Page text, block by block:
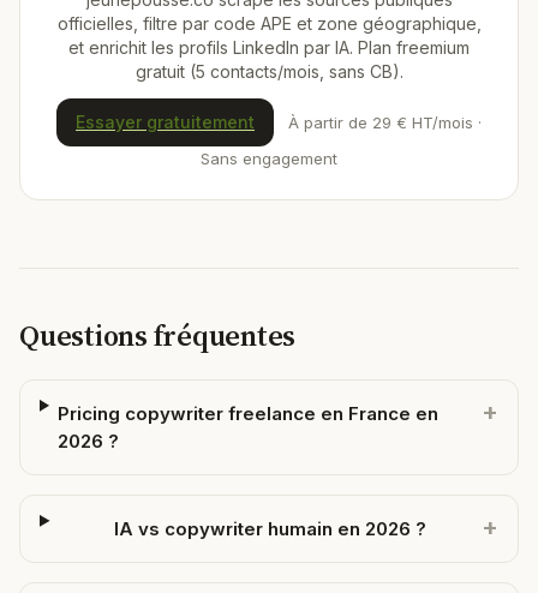
officielles, filtre par code APE et zone géographique,
et enrichit les profils LinkedIn par IA. Plan freemium
gratuit (5 contacts/mois, sans CB).
Essayer gratuitement
À partir de 29 € HT/mois ·
Sans engagement
Questions fréquentes
Pricing copywriter freelance en France en
2026 ?
+
IA vs copywriter humain en 2026 ? +